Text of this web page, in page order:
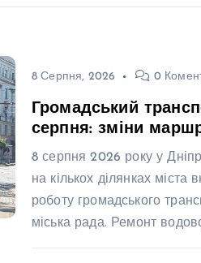
8 Серпня, 2026 0
Громадський
серпня: зміни
8 серпня 2026 року у
на кількох ділянках міста
роботу громадського
міська рада. Ремонт